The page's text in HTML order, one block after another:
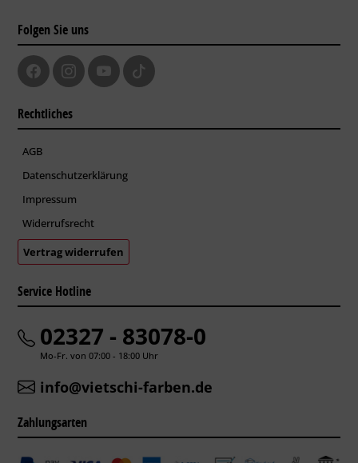
Folgen Sie uns
Rechtliches
AGB
Datenschutzerklärung
Impressum
Widerrufsrecht
Vertrag widerrufen
Service Hotline
02327 - 83078-0
Mo-Fr. von 07:00 - 18:00 Uhr
info@vietschi-farben.de
Zahlungsarten